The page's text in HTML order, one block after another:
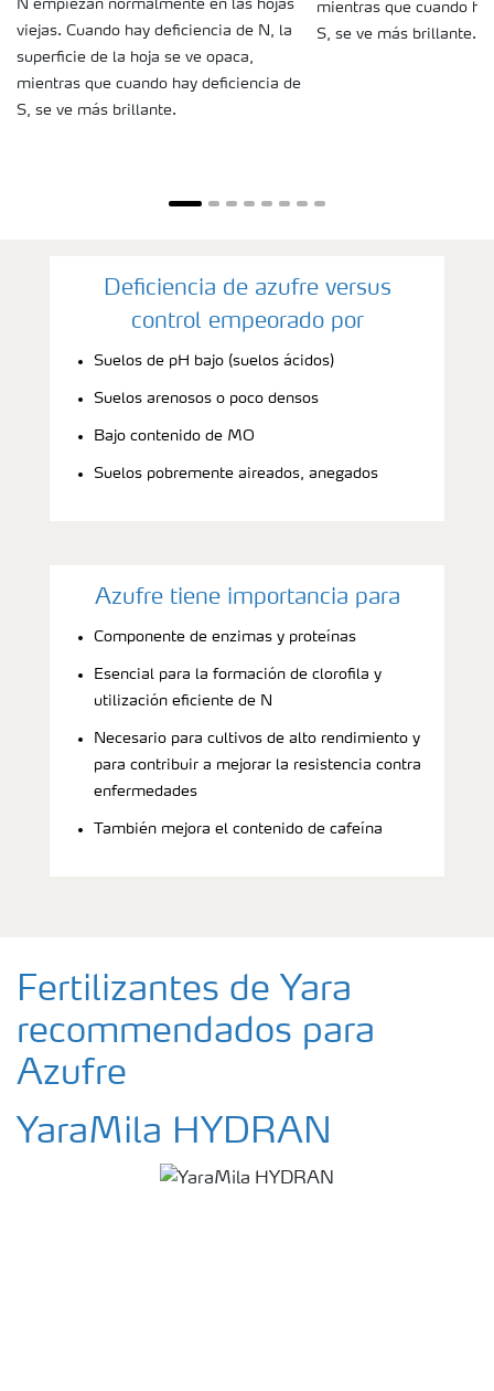
N empiezan normalmente en las hojas
viejas. Cuando hay deficiencia de N, la
superficie de la hoja se ve opaca,
mientras que cuando hay deficiencia de
S, se ve más brillante.
mientras que cuando
S, se ve más brillante.
Deficiencia de azufre versus
control empeorado por
Suelos de pH bajo (suelos ácidos)
Suelos arenosos o poco densos
Bajo contenido de MO
Suelos pobremente aireados, anegados
Azufre tiene importancia para
Componente de enzimas y proteínas
Esencial para la formación de clorofila y
utilización eficiente de N
Necesario para cultivos de alto rendimiento y
para contribuir a mejorar la resistencia contra
enfermedades
También mejora el contenido de cafeína
Fertilizantes de Yara
recommendados para
Azufre
YaraMila HYDRAN